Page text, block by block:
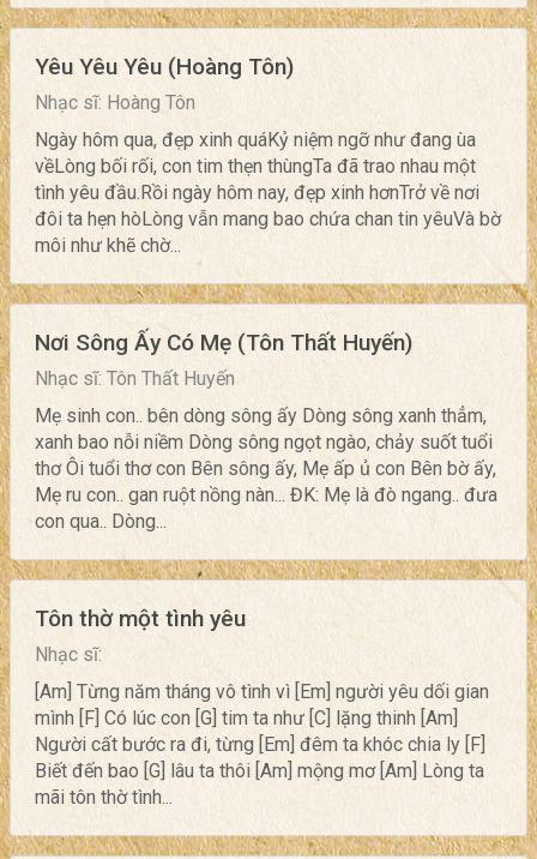
Yêu Yêu Yêu (Hoàng Tôn)
Nhạc sĩ: Hoàng Tôn
Ngày hôm qua, đẹp xinh quáKỷ niệm ngỡ như đang ùa
vềLòng bối rối, con tim thẹn thùngTa đã trao nhau một
tình yêu đầu.Rồi ngày hôm nay, đẹp xinh hơnTrở về nơi
đôi ta hẹn hòLòng vẫn mang bao chứa chan tin yêuVà bờ
môi như khẽ chờ...
Nơi Sông Ấy Có Mẹ (Tôn Thất Huyến)
Nhạc sĩ: Tôn Thất Huyến
Mẹ sinh con.. bên dòng sông ấy Dòng sông xanh thẳm,
xanh bao nỗi niềm Dòng sông ngọt ngào, chảy suốt tuổi
thơ Ôi tuổi thơ con Bên sông ấy, Mẹ ấp ủ con Bên bờ ấy,
Mẹ ru con.. gan ruột nồng nàn... ĐK: Mẹ là đò ngang.. đưa
con qua.. Dòng...
Tôn thờ một tình yêu
Nhạc sĩ:
[Am] Từng năm tháng vô tình vì [Em] người yêu dối gian
mình [F] Có lúc con [G] tim ta như [C] lặng thinh [Am]
Người cất bước ra đi, từng [Em] đêm ta khóc chia ly [F]
Biết đến bao [G] lâu ta thôi [Am] mộng mơ [Am] Lòng ta
mãi tôn thờ tình...